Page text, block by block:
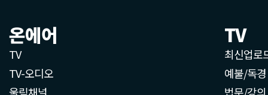
온에어
TV
TV-오디오
TV
최신업로
예불/독경